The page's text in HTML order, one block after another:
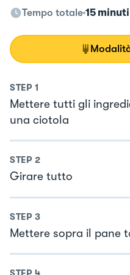
Tempo totale 15 minuti
STEP 1
Mettere tutti gli
una ciotola
STEP 2
Girare tutto
STEP 3
Mettere sopra il pane